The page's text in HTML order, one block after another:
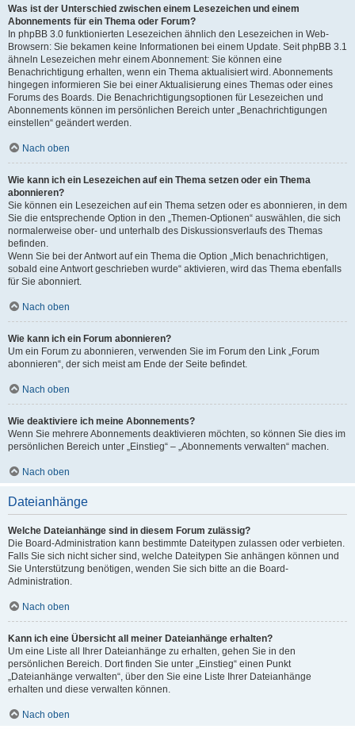
Was ist der Unterschied zwischen einem Lesezeichen und einem
Abonnements für ein Thema oder Forum?
In phpBB 3.0 funktionierten Lesezeichen ähnlich den Lesezeichen in Web-
Browsern: Sie bekamen keine Informationen bei einem Update. Seit phpBB 3.1
ähneln Lesezeichen mehr einem Abonnement: Sie können eine
Benachrichtigung erhalten, wenn ein Thema aktualisiert wird. Abonnements
hingegen informieren Sie bei einer Aktualisierung eines Themas oder eines
Forums des Boards. Die Benachrichtigungsoptionen für Lesezeichen und
Abonnements können im persönlichen Bereich unter „Benachrichtigungen
einstellen“ geändert werden.
Nach oben
Wie kann ich ein Lesezeichen auf ein Thema setzen oder ein Thema
abonnieren?
Sie können ein Lesezeichen auf ein Thema setzen oder es abonnieren, in dem
Sie die entsprechende Option in den „Themen-Optionen“ auswählen, die sich
normalerweise ober- und unterhalb des Diskussionsverlaufs des Themas
befinden.
Wenn Sie bei der Antwort auf ein Thema die Option „Mich benachrichtigen,
sobald eine Antwort geschrieben wurde“ aktivieren, wird das Thema ebenfalls
für Sie abonniert.
Nach oben
Wie kann ich ein Forum abonnieren?
Um ein Forum zu abonnieren, verwenden Sie im Forum den Link „Forum
abonnieren“, der sich meist am Ende der Seite befindet.
Nach oben
Wie deaktiviere ich meine Abonnements?
Wenn Sie mehrere Abonnements deaktivieren möchten, so können Sie dies im
persönlichen Bereich unter „Einstieg“ – „Abonnements verwalten“ machen.
Nach oben
Dateianhänge
Welche Dateianhänge sind in diesem Forum zulässig?
Die Board-Administration kann bestimmte Dateitypen zulassen oder verbieten.
Falls Sie sich nicht sicher sind, welche Dateitypen Sie anhängen können und
Sie Unterstützung benötigen, wenden Sie sich bitte an die Board-
Administration.
Nach oben
Kann ich eine Übersicht all meiner Dateianhänge erhalten?
Um eine Liste all Ihrer Dateianhänge zu erhalten, gehen Sie in den
persönlichen Bereich. Dort finden Sie unter „Einstieg“ einen Punkt
„Dateianhänge verwalten“, über den Sie eine Liste Ihrer Dateianhänge
erhalten und diese verwalten können.
Nach oben